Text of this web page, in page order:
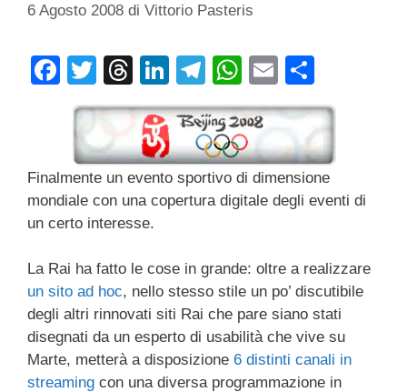
6 Agosto 2008 di Vittorio Pasteris
F
a
c
e
b
o
k
T
wi
tt
er
T
hr
e
a
d
s
Li
n
k
e
dI
n
T
el
e
gr
a
m
W
h
at
s
A
p
E
m
ail
o
n
di
vi
di
Finalmente un evento sportivo di dimensione
mondiale con una copertura digitale degli eventi di
un certo interesse.
La Rai ha fatto le cose in grande: oltre a realizzare
un sito ad hoc, nello stesso stile un po’ discutibile
degli altri rinnovati siti Rai che pare siano stati
disegnati da un esperto di usabilità che vive su
Marte, metterà a disposizione 6 distinti canali in
streaming con una diversa programmazione in